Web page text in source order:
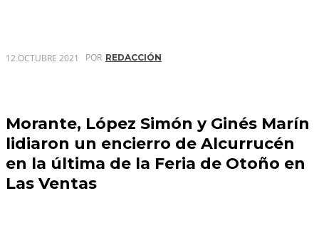
12 OCTUBRE 2021 POR REDACCIÓN
Morante, López Simón y Ginés Marín
lidiaron un encierro de Alcurrucén
en la última de la Feria de Otoño en
Las Ventas